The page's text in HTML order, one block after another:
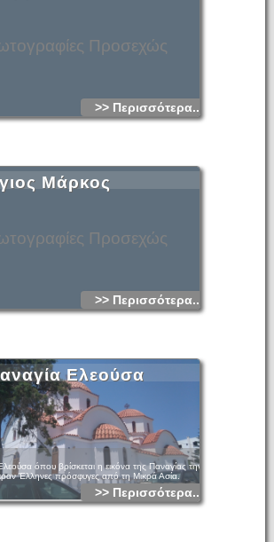
Προσεχώς
>> Περισσότερα...
Προσεχώς
Μάρκος
>> Περισσότερα...
Ελεούσα
όπου βρίσκεται η εικόνα της Παναγίας την
Έλληνες πρόσφυγες από τη Μικρά Ασία.
>> Περισσότερα...